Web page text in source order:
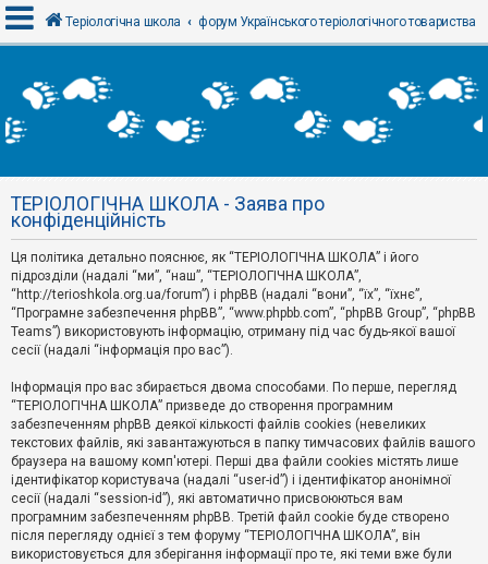
х
і
Р
е
с
т
р
а
ц
і
я
Т
е
м
и
б
е
з
в
і
д
Теріологічна школа форум Українського теріологічного товариства
ТЕРІОЛОГІЧНА ШКОЛА - Заява про
конфіденційність
Ця політика детально пояснює, як “ТЕРІОЛОГІЧНА ШКОЛА” і його
підрозділи (надалі “ми”, “наш”, “ТЕРІОЛОГІЧНА ШКОЛА”,
“http://terioshkola.org.ua/forum”) і phpBB (надалі “вони”, “їх”, “їхнє”,
“Програмне забезпечення phpBB”, “www.phpbb.com”, “phpBB Group”, “phpBB
Teams”) використовують інформацію, отриману під час будь-якої вашої
сесії (надалі “інформація про вас”).
Інформація про вас збирається двома способами. По перше, перегляд
“ТЕРІОЛОГІЧНА ШКОЛА” призведе до створення програмним
забезпеченням phpBB деякої кількості файлів cookies (невеликих
текстових файлів, які завантажуються в папку тимчасових файлів вашого
браузера на вашому комп'ютері. Перші два файли cookies містять лише
ідентифікатор користувача (надалі “user-id”) і ідентифікатор анонімної
сесії (надалі “session-id”), які автоматично присвоюються вам
програмним забезпеченням phpBB. Третій файл cookie буде створено
після перегляду однієї з тем форуму “ТЕРІОЛОГІЧНА ШКОЛА”, він
використовується для зберігання інформації про те, які теми вже були